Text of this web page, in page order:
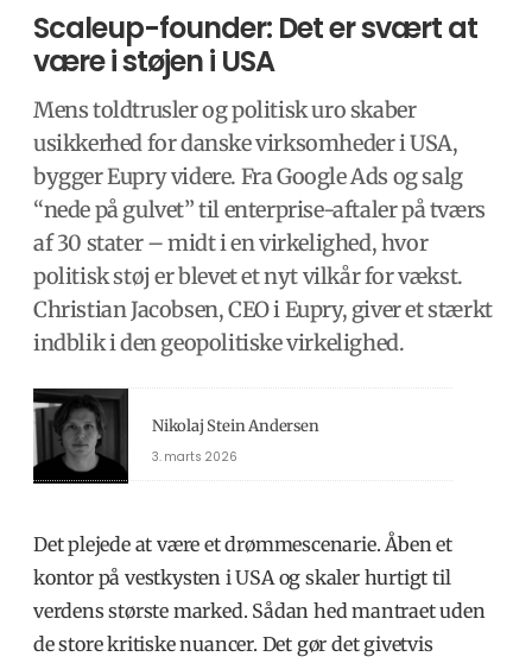
Scaleup-founder: Det er svært at
være i støjen i USA
Mens toldtrusler og politisk uro skaber
usikkerhed for danske virksomheder i USA,
bygger Eupry videre. Fra Google Ads og salg
“nede på gulvet” til enterprise-aftaler på tværs
af 30 stater – midt i en virkelighed, hvor
politisk støj er blevet et nyt vilkår for vækst.
Christian Jacobsen, CEO i Eupry, giver et stærkt
indblik i den geopolitiske virkelighed.
Nikolaj Stein Andersen
3. marts 2026
Det plejede at være et drømmescenarie. Åben et
kontor på vestkysten i USA og skaler hurtigt til
verdens største marked. Sådan hed mantraet uden
de store kritiske nuancer. Det gør det givetvis